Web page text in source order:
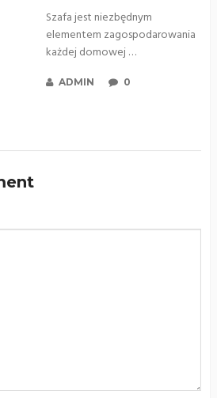
Szafa jest niezbędnym
elementem zagospodarowania
każdej domowej …
ADMIN 0